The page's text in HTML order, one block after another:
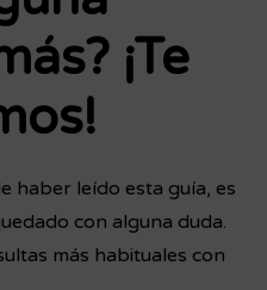
¡Te
haber leído esta guía, es
con alguna duda.
más habituales con